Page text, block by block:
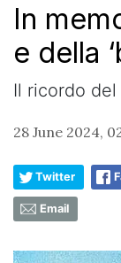
In
e della
Il ricordo
28 June 2024,
Twitter
Email